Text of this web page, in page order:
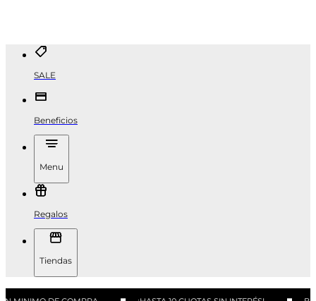
SALE
Beneficios
Menu
Regalos
Tiendas